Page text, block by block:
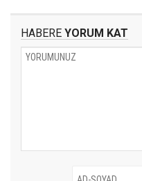
HABERE YORUM KAT